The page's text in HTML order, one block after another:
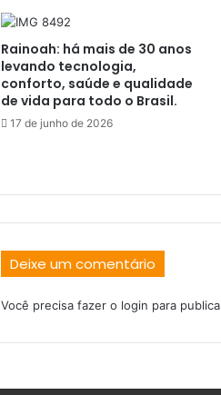
Rainoah: há mais de 30 anos
levando tecnologia,
conforto, saúde e qualidade
de vida para todo o Brasil.
17 de junho de 2026
Deixe um comentário
Você precisa fazer o login para